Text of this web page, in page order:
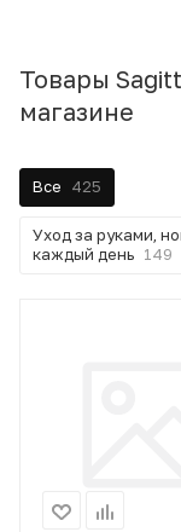
Товары
магазине
Все 425
Уход за руками,
каждый день 149